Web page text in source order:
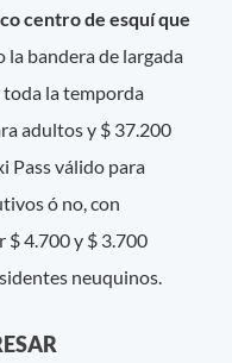
centro de esquí que
la bandera de largada
toda la temporda
adultos y $ 37.200
Pass válido para
ó no, con
$ 4.700 y $ 3.700
neuquinos.